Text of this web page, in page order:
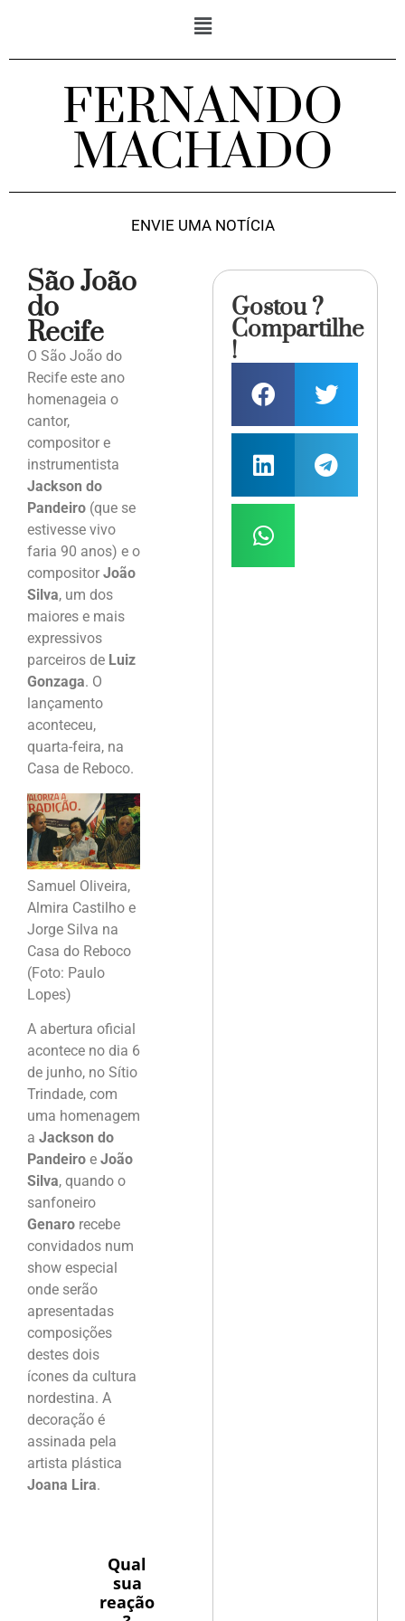
FERNANDO
MACHADO
ENVIE UMA NOTÍCIA
São João
do
Recife
O São João do
Recife este ano
homenageia o
cantor,
compositor e
instrumentista
Jackson do
Pandeiro (que se
estivesse vivo
faria 90 anos) e o
compositor João
Silva, um dos
maiores e mais
expressivos
parceiros de Luiz
Gonzaga. O
lançamento
aconteceu,
quarta-feira, na
Casa de Reboco.
Samuel Oliveira,
Almira Castilho e
Jorge Silva na
Casa do Reboco
(Foto: Paulo
Lopes)
A abertura oficial
acontece no dia 6
de junho, no Sítio
Trindade, com
uma homenagem
a Jackson do
Pandeiro e João
Silva, quando o
sanfoneiro
Genaro recebe
convidados num
show especial
onde serão
apresentadas
composições
destes dois
ícones da cultura
nordestina. A
decoração é
assinada pela
artista plástica
Joana Lira.
Qual
sua
reação
Gostou ?
Compartilhe
!